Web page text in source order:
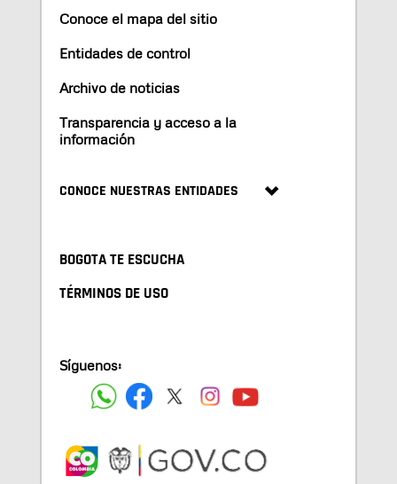
Conoce el mapa del sitio
Entidades de control
Archivo de noticias
Transparencia y acceso a la
información
CONOCE NUESTRAS ENTIDADES
BOGOTA TE ESCUCHA
TÉRMINOS DE USO
Síguenos: